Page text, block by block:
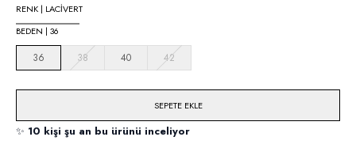
RENK | LACİVERT
BEDEN | 36
36 38 40 42
SEPETE EKLE
✨ 10 kişi şu an bu ürünü inceliyor